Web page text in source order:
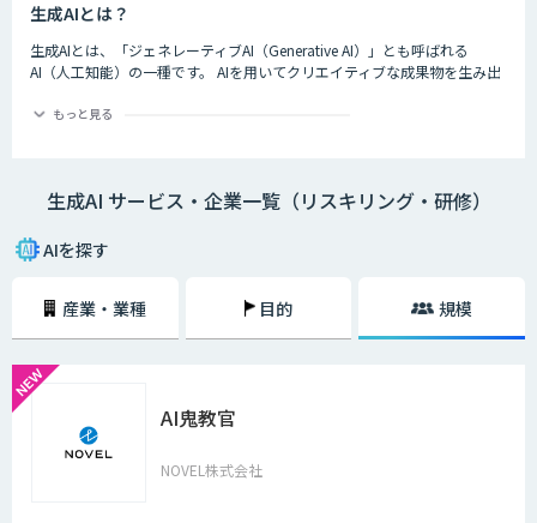
生成AIとは？
生成AIとは、「ジェネレーティブAI（Generative AI）」とも呼ばれる
AI（人工知能）の一種です。 AIを用いてクリエイティブな成果物を生み出
グラムのコード、文章など多岐にわたります。
もっと見る
生成AI サービス・企業一覧（リスキリング・研修）
AIを探す
産業・業種 目的 規模
AI鬼教官
NOVEL株式会社